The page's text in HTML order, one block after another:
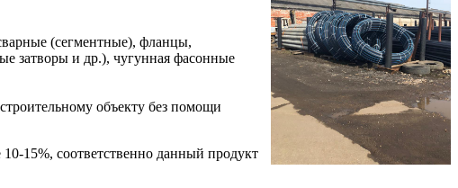
(сегментные), фланцы,
затворы и др.), чугунная фасонные
объекту без помощи
15%, соответственно данный продукт